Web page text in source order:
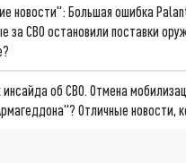
новости": Большая ошибка
за СВО остановили поставки
инсайда об СВО. Отмена
Отличные новости,